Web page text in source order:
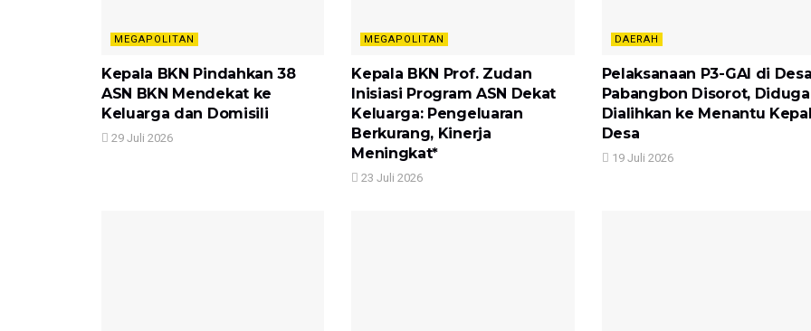
MEGAPOLITAN
Kepala BKN Pindahkan 38
ASN BKN Mendekat ke
Keluarga dan Domisili
29 Juli 2026
MEGAPOLITAN
Kepala BKN Prof. Zudan
Inisiasi Program ASN Dekat
Keluarga: Pengeluaran
Berkurang, Kinerja
Meningkat*
23 Juli 2026
DAERAH
Pelaksanaan P3-GAI di
Pabangbon Disorot, Diduga
Dialihkan ke Menantu
Desa
19 Juli 2026